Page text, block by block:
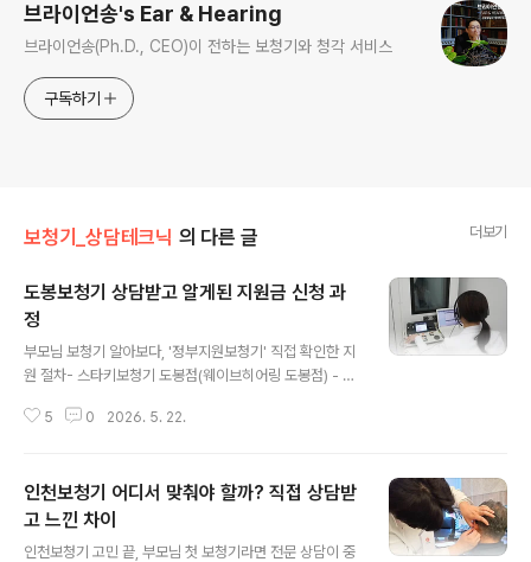
브라이언송's Ear & Hearing
브라이언송(Ph.D., CEO)이 전하는 보청기와 청각 서비스
구독하기
보청기_상담테크닉 의 다른 글 더보기
도봉보청기 상담받고 알게된 지원금 신청 과
정
부모님 보청기 알아보다, '정부지원보청기' 직접 확인한 지
원 절차- 스타키보청기 도봉점(웨이브히어링 도봉점) - 이
후기글입니다. 보청기를 알아보게 된 건 아버지가 자꾸 TV
묻는 일이 점점 많아지더라고요. 특히 가족끼리 식사할 때
나 사람이 많은 곳에서는 대화 흐름을 잘 놓치시는 모습이
신경 쓰였어요. 그래서 이번에 시간을 내서 청력검사부터
5 0 2026. 5. 22.
인천보청기 어디서 맞춰야 할까? 직접 상담받
고 느낀 차이
인천보청기 고민 끝, 부모님 첫 보청기라면 전문 상담이 중